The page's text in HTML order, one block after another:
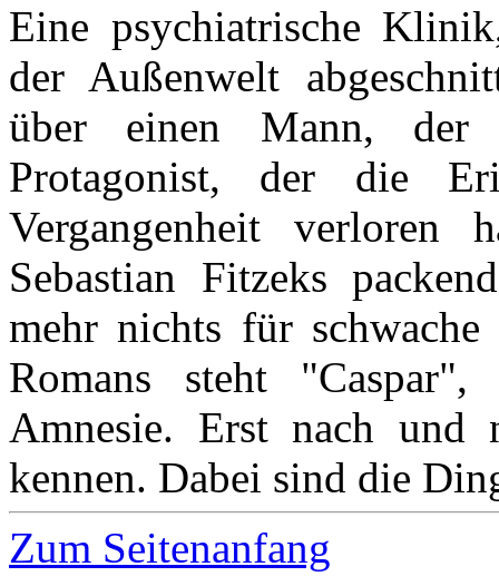
Eine psychiatrische
der Außenwelt
über einen Mann, der
Protagonist, der die
Vergangenheit
Sebastian Fitzeks
mehr nichts für
Romans steht
Amnesie. Erst nach und
kennen. Dabei sind die
Zum Seitenanfang